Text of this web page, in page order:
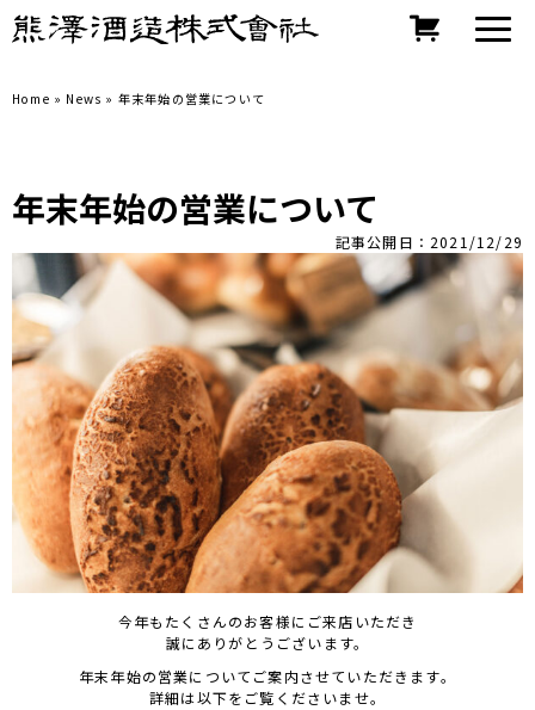
Home » News » 年末年始の営業について
年末年始の営業について
記事公開日：2021/12/29
今年もたくさんのお客様にご来店いただき
誠にありがとうございます。
年末年始の営業についてご案内させていただきます。
詳細は以下をご覧くださいませ。